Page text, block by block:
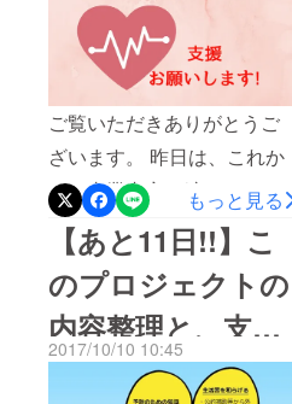
と厄介なことになります。
そこで、法人の設立を考え
ました。 この考えに同調し
てくれる方を巻き込んで行
けないかと。 そして、「信
用」を得れないかと。 セミ
ナー、交流会等を実施する
ことで、私が実在の人物で
あり、「信用」できる人物
であることを証明し、ま
た、法人という「信用力」
も武器にならないかと。 た
命保険のようなものですの
で、一生元気なままであれ
ば結果として掛け捨てのよ
うな形になります。しか
し、もし対象期間内に自身
がその状態に該当すれば、
そこから給付を受けられま
す。ですので、寄付ではな
く、万が一の際の資金をみ
んなで出し合い、プールし
ておき、必要な際に必要な
ご覧いただきありがとうご
ざいます。 昨日は、これか
らの事業内容を纏めたモー
メントをツイッターで作成
しました。 パトロンの皆
様、協力してくれている皆
様のおかげで、こういうプ
ロジェクトが存在すること
は徐々に知れ渡ってきてい
もっと見る
【あと11日!!】こ
のプロジェクトの
内容整理と、支援
のお願い
2017/10/10 10:45